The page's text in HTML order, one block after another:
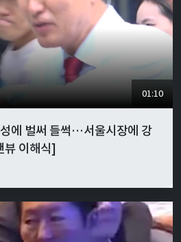
01:10
에 벌써 들썩…서울시장에 강
뷰 이해식]